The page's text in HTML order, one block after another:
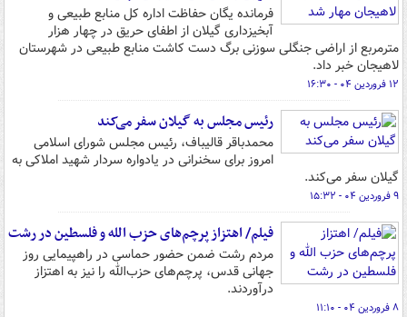
فرمانده یگان حفاظت اداره کل منابع طبیعی و
آبخیزداری گیلان از اطفای حریق در چهار هزار
مترمربع از اراضی جنگلی سوزنی برگ دست کاشت منابع طبیعی در شهرستان
لاهیجان خبر داد.
۱۲ فروردین ۰۴ - ۱۶:۳۰
رئیس مجلس به گیلان سفر می‌کند
محمدباقر قالیباف، رئیس مجلس شورای اسلامی
امروز برای سخنرانی در یادواره سردار شهید املاکی به
گیلان سفر می‌کند.
۹ فروردین ۰۴ - ۱۵:۳۲
فیلم/ اهتزاز پرچم‌های حزب الله و فلسطین در رشت
مردم رشت ضمن حضور حماسی در راهپیمایی روز
جهانی قدس، پرچم‌های حزب‌الله را نیز به اهتزاز
درآوردند.
۸ فروردین ۰۴ - ۱۱:۱۰